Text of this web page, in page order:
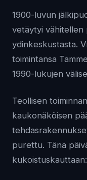
1900-luvun
vetäytyi vähitellen
ydinkeskustasta.
toimintansa
1990-lukujen
Teollisen
kaukonäköisen
purettu. Tänä
kukoistuskauttaan: